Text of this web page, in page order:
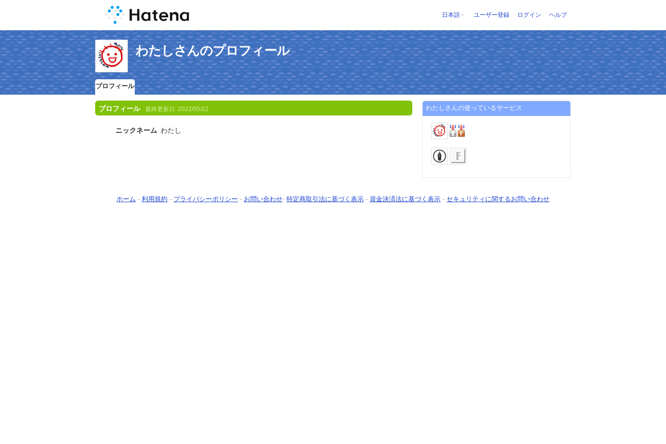
日本語 ユーザー登録 ログイン ヘルプ
わたしさんのプロフィール
プロフィール
プロフィール 最終更新日: 2022/05/22
ニックネーム わたし
わたしさんの使っているサービス
ホーム - 利用規約 - プライバシーポリシー - お問い合わせ- 特定商取引法に基づく表示 - 資金決済法に基づく表示 - セキュリティに関するお問い合わせ